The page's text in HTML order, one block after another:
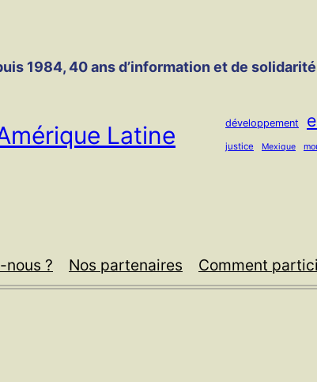
1984, 40 ans d’information et de
Latine
développement
justice Mexique
nous ? Nos partenaires Comment